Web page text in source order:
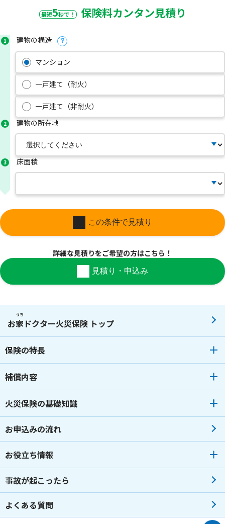
最短5秒で！ 保険料カンタン見積り
1 建物の構造 ？
マンション
一戸建て（耐火）
一戸建て（非耐火）
2 建物の所在地
3 床面積
この条件で見積り
詳細な見積りをご希望の方はこちら！
見積り・申込み
お家
うち
ドクター火災保険 トップ
保険の特長
補償内容
火災保険の基礎知識
お申込みの流れ
お役立ち情報
事故が起こったら
よくある質問